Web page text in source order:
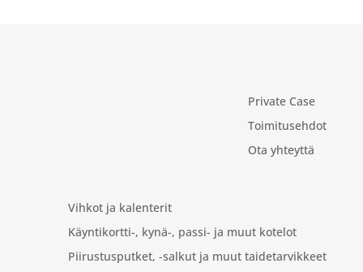
Private Case
Toimitusehdot
Ota yhteyttä
Vihkot ja kalenterit
Käyntikortti-, kynä-, passi- ja muut kotelot
Piirustusputket, -salkut ja muut taidetarvikkeet